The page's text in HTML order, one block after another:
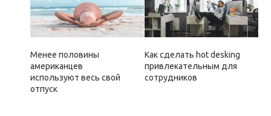
Менее половины
американцев
используют весь свой
отпуск
Как сделать hot desking
привлекательным для
сотрудников